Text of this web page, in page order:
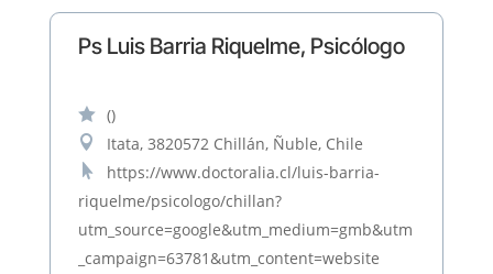
Ps Luis Barria Riquelme, Psicólogo
 ()
 Itata, 3820572 Chillán, Ñuble, Chile

https://www.doctoralia.cl/luis-barria-
riquelme/psicologo/chillan?
utm_source=google&utm_medium=gmb&utm
_campaign=63781&utm_content=website